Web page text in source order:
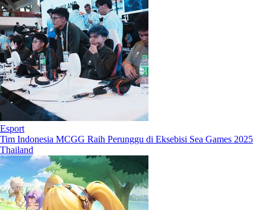
Esport
Tim Indonesia MCGG Raih Perunggu di Eksebisi Sea Games 2025
Thailand